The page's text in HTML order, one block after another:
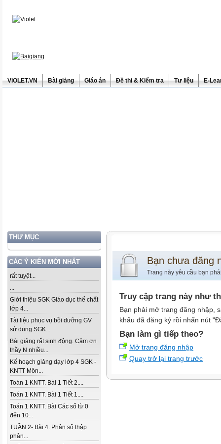
ViOLET.VN Bài giảng Giáo án Đề thi & Kiểm tra Tư liệu E-
THƯ MỤC
CÁC Ý KIẾN MỚI NHẤT
rất tuyệt...
...
Giới thiệu SGK Giáo dục thể chất
lớp 4...
Tài liệu phục vụ bồi dưỡng GV
sử dụng SGK...
Bài giảng rất sinh động. Cảm ơn
thầy N nhiều...
Kế hoạch giảng dạy lớp 4 SGK -
KNTT Môn...
Toán 1 KNTT. Bài 1 Tiết 2....
Toán 1 KNTT. Bài 1 Tiết 1....
Toán 1 KNTT. Bài Các số từ 0
đến 10...
TUẦN 2- Bài 4. Phân số thập
phân...
Bạn chưa đăng
Trang này yêu cầu bạn
Truy cập trang này như
Bạn phải mở trang đăng nhập,
khẩu đã đăng ký rồi nhấn nút
Bạn làm gì tiếp theo?
Mở trang đăng nhập
Quay trở lại trang trước